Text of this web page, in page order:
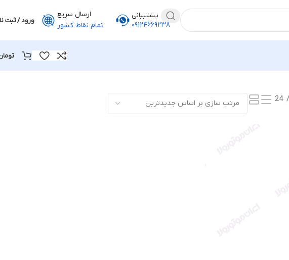
پشتیبانی
۰۹۱۲۴۶۶۹۲۳۸
ارسال سریع
تمام نقاط کشور
ورود / ثبت
24